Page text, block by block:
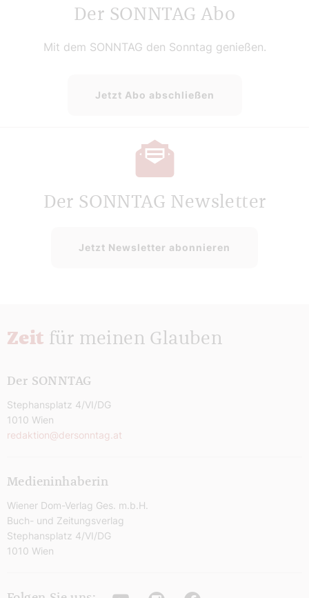
Der SONNTAG Abo
Mit dem SONNTAG den Sonntag genießen.
Jetzt Abo abschließen
Der SONNTAG Newsletter
Jetzt Newsletter abonnieren
Zeit für meinen Glauben
Der SONNTAG
Stephansplatz 4/VI/DG
1010 Wien
redaktion@dersonntag.at
Medieninhaberin
Wiener Dom-Verlag Ges. m.b.H.
Buch- und Zeitungsverlag
Stephansplatz 4/VI/DG
1010 Wien